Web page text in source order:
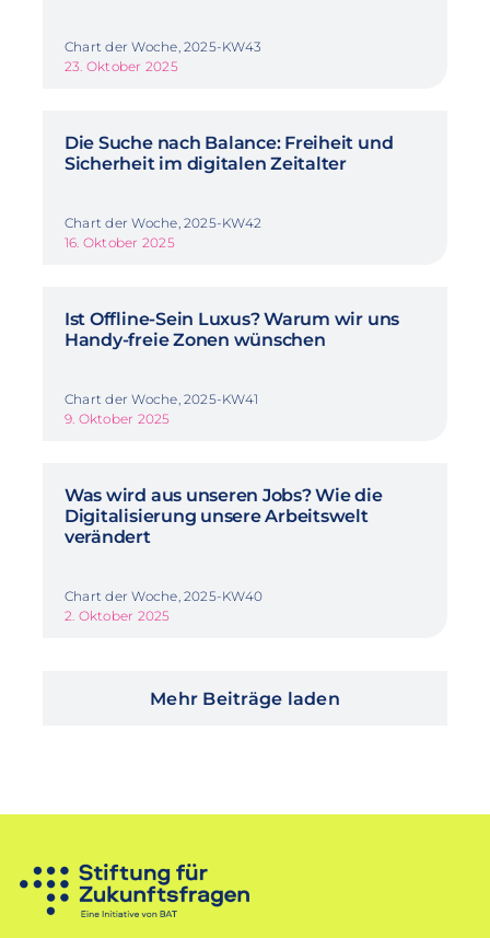
Chart der Woche, 2025-KW43
23. Oktober 2025
Die Suche nach Balance: Freiheit und
Sicherheit im digitalen Zeitalter
Chart der Woche, 2025-KW42
16. Oktober 2025
Ist Offline-Sein Luxus? Warum wir uns
Handy-freie Zonen wünschen
Chart der Woche, 2025-KW41
9. Oktober 2025
Was wird aus unseren Jobs? Wie die
Digitalisierung unsere Arbeitswelt
verändert
Chart der Woche, 2025-KW40
2. Oktober 2025
Mehr Beiträge laden